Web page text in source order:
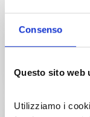
Consenso
Questo sito web
Utilizziamo i
11 APR
2026
21:00
GIU